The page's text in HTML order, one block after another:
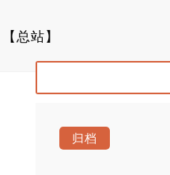
【总站】
归档